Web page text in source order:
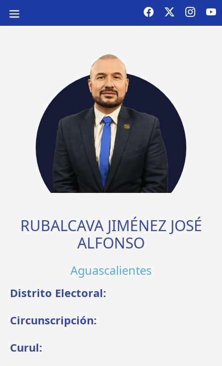
RUBALCAVA JIMÉNEZ JOSÉ
ALFONSO
Aguascalientes
Distrito Electoral:
Circunscripción:
Curul: